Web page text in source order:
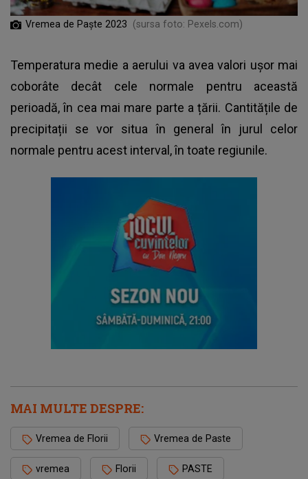
Vremea de Paște 2023 (sursa foto: Pexels.com)
Temperatura medie a aerului va avea valori ușor mai
coborâte decât cele normale pentru această
perioadă, în cea mai mare parte a țării. Cantitățile de
precipitații se vor situa în general în jurul celor
normale pentru acest interval, în toate regiunile.
MAI MULTE DESPRE:
Vremea de Florii Vremea de Paste
vremea Florii PASTE